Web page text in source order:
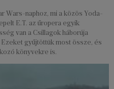
Wars-naphoz, mi a közös Yoda-
E.T. az űropera egyik
van a Csillagok háborúja
gyűjtöttük most össze, és
könyvekre is.